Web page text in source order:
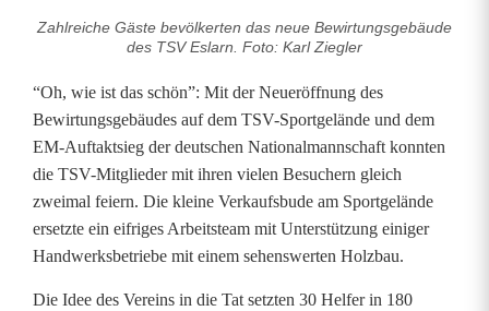
T
V
E
s
l
Zahlreiche Gäste bevölkerten das neue Bewirtungsgebäude
des TSV Eslarn. Foto: Karl Ziegler
“Oh, wie ist das schön”: Mit der Neueröffnung des
Bewirtungsgebäudes auf dem TSV-Sportgelände und dem
EM-Auftaktsieg der deutschen Nationalmannschaft konnten
die TSV-Mitglieder mit ihren vielen Besuchern gleich
zweimal feiern. Die kleine Verkaufsbude am Sportgelände
ersetzte ein eifriges Arbeitsteam mit Unterstützung einiger
Handwerksbetriebe mit einem sehenswerten Holzbau.
Die Idee des Vereins in die Tat setzten 30 Helfer in 180